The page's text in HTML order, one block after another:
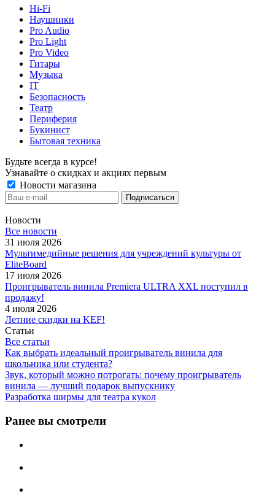
Hi-Fi
Наушники
Pro Audio
Pro Light
Pro Video
Гитары
Музыка
IT
Безопасность
Театр
Периферия
Букинист
Бытовая техника
Будьте всегда в курсе!
Узнавайте о скидках и акциях первым
Новости магазина
Новости
Все новости
31 июля 2026
Мультимедийные решения для учреждений культуры от
EliteBoard
17 июля 2026
Проигрыватель винила Premiera ULTRA XXL поступил в
продажу!
4 июля 2026
Летние скидки на KEF!
Статьи
Все статьи
Как выбрать идеальный проигрыватель винила для
школьника или студента?
Звук, который можно потрогать: почему проигрыватель
винила — лучший подарок выпускнику
Разработка ширмы для театра кукол
Ранее вы смотрели